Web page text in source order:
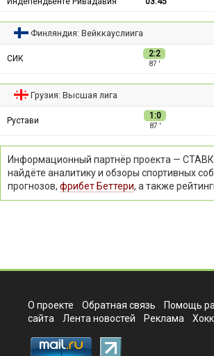
Финляндия: Вейккауслиига
СИК 2:2
87 ′
Грузия: Высшая лига
Рустави 1:0
87 ′
Информационный партнёр проекта —
найдёте аналитику и обзоры спортивных
прогнозов, фрибет Беттери, а также
О проекте Обратная связь
Помощь
сайта
Лента новостей Реклама